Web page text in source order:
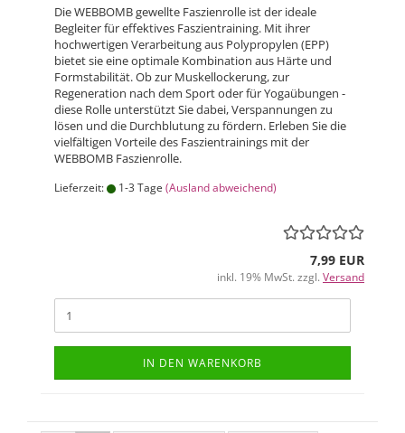
Die WEBBOMB gewellte Faszienrolle ist der ideale
Begleiter für effektives Faszientraining. Mit ihrer
hochwertigen Verarbeitung aus Polypropylen (EPP)
bietet sie eine optimale Kombination aus Härte und
Formstabilität. Ob zur Muskellockerung, zur
Regeneration nach dem Sport oder für Yogaübungen -
diese Rolle unterstützt Sie dabei, Verspannungen zu
lösen und die Durchblutung zu fördern. Erleben Sie die
vielfältigen Vorteile des Faszientrainings mit der
WEBBOMB Faszienrolle.
Lieferzeit: 1-3 Tage (Ausland abweichend)
7,99 EUR
inkl. 19% MwSt. zzgl. Versand
IN DEN WARENKORB